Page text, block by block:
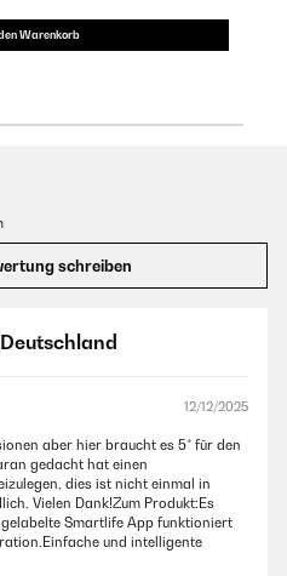
Warenkorb
schreiben
12/12/2025
aber hier braucht es 5* für den
gedacht hat einen
dies ist nicht einmal in
Vielen Dank!Zum Produkt:Es
Smartlife App funktioniert
und intelligente